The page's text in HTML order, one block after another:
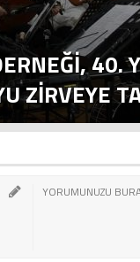
40.
ZIRVEYE